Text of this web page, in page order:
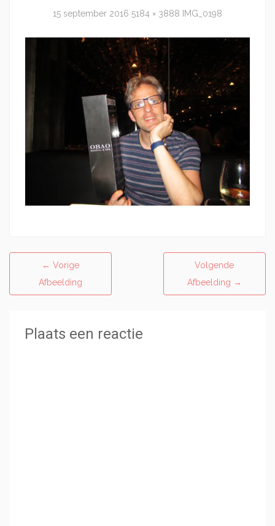
15 september 2016 5184 × 3888 IMG_0198
← Vorige
Afbeelding
Volgende
Afbeelding →
Plaats een reactie